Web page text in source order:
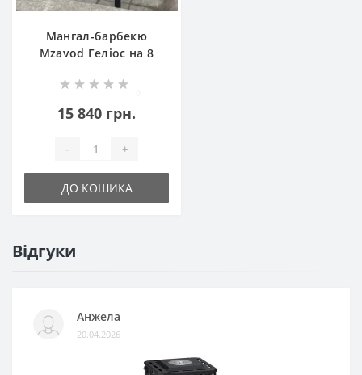
Мангал-барбекю
Mzavod Геліос на 8
пічкою
15 840 грн.
- +
ДО КОШИКА
Відгуки
Анжела
20.04.2026